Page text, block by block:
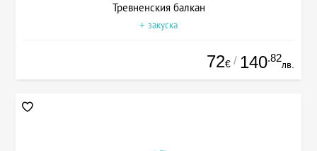
Тревненския балкан
+ закуска
72€ / 140.82
лв.